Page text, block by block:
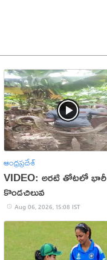
ఆంధ్రప్రదేశ్
VIDEO: అరటి తోటలో భారీ
కొండచిలువ
Aug 06, 2026, 15:08 IST